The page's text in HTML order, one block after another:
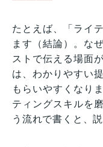
たとえば、「ライ
ます（結論）。な
ストで伝える場面
は、わかりやすい
もらいやすくなり
ティングスキルを
う流れで書くと、